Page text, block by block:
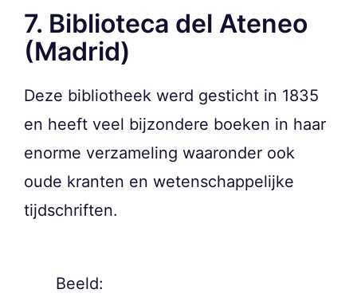
7. Biblioteca del Ateneo
(Madrid)
Deze bibliotheek werd gesticht in 1835
en heeft veel bijzondere boeken in haar
enorme verzameling waaronder ook
oude kranten en wetenschappelijke
tijdschriften.
Beeld: